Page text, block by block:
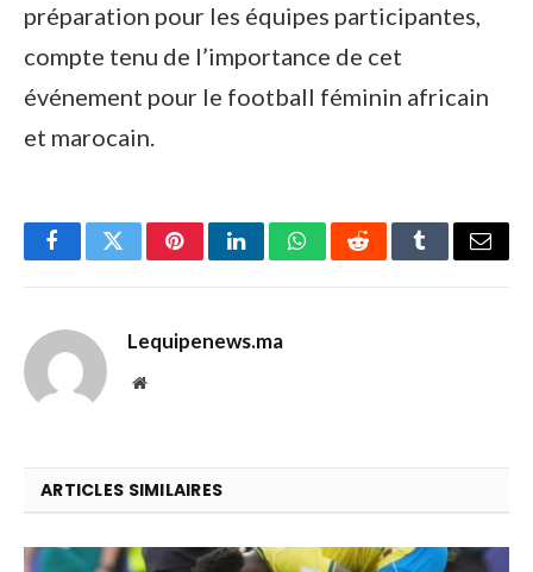
préparation pour les équipes participantes,
compte tenu de l’importance de cet
événement pour le football féminin africain
et marocain.
FacebookTwitterPinterestLinkedInWhatsAppRedditTumblrEmail
Lequipenews.ma
Website
ARTICLES SIMILAIRES